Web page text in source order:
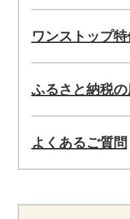
ワンストップ
ふるさと納税
よくあるご質問